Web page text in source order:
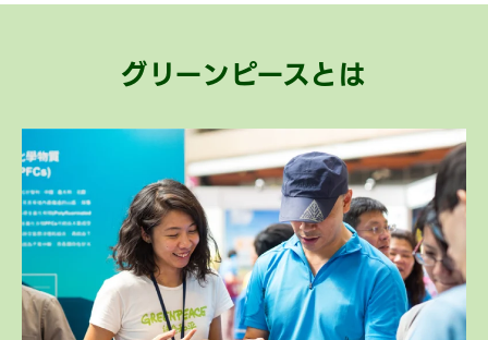
グリーンピースとは